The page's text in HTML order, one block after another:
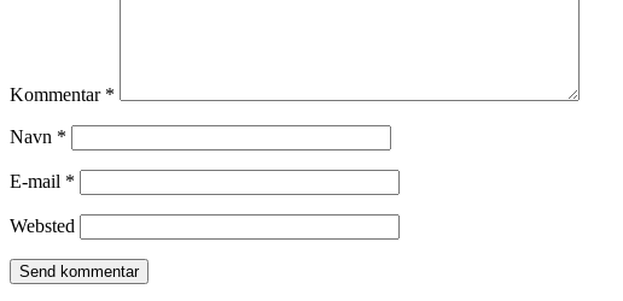
Kommentar *
Navn *
E-mail *
Websted